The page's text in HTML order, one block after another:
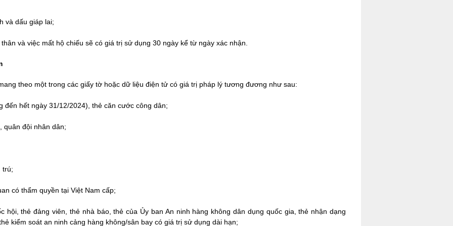
và dấu giáp lai;
và việc mất hộ chiếu sẽ có giá trị sử dụng 30 ngày kể từ ngày xác nhận.
theo một trong các giấy tờ hoặc dữ liệu điện tử có giá trị pháp lý tương đương như sau:
đến hết ngày 31/12/2024), thẻ căn cước công dân;
quân đội nhân dân;
trú;
có thẩm quyền tại Việt Nam cấp;
hội, thẻ đảng viên, thẻ nhà báo, thẻ của Ủy ban An ninh hàng không dân dụng quốc gia, thẻ nhận dạng
kiểm soát an ninh cảng hàng không/sân bay có giá trị sử dụng dài hạn;